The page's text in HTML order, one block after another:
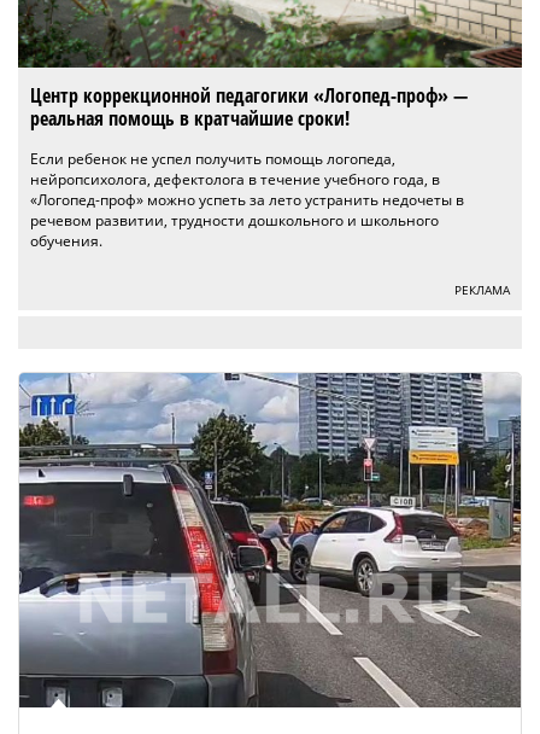
Центр коррекционной педагогики «Логопед-проф» —
реальная помощь в кратчайшие сроки!
Если ребенок не успел получить помощь логопеда,
нейропсихолога, дефектолога в течение учебного года, в
«Логопед-проф» можно успеть за лето устранить недочеты в
речевом развитии, трудности дошкольного и школьного
обучения.
РЕКЛАМА